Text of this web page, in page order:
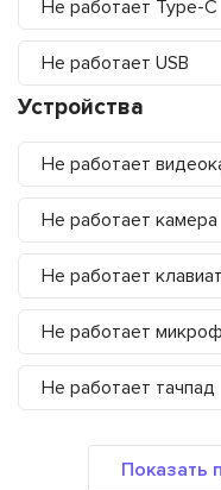
Не работает Type-C
Не работает USB
Устройства
Не работает
Не работает камера
Не работает
Не работает
Не работает тачпад